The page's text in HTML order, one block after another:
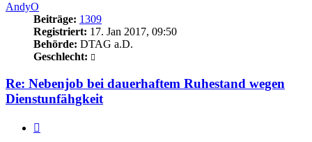
AndyO
Beiträge: 1309
Registriert: 17. Jan 2017, 09:50
Behörde: DTAG a.D.
Geschlecht:
Re: Nebenjob bei dauerhaftem Ruhestand wegen
Dienstunfähgkeit